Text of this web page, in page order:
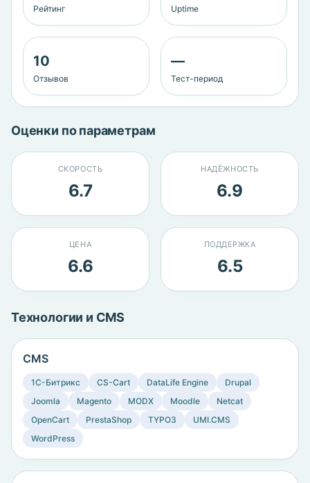
Рейтинг Uptime
10
Отзывов
—
Тест-период
Оценки по параметрам
СКОРОСТЬ
6.7
НАДЁЖНОСТЬ
6.9
ЦЕНА
6.6
ПОДДЕРЖКА
6.5
Технологии и CMS
CMS
1C-Битрикс CS-Cart DataLife Engine
Drupal
Joomla
Magento MODX Moodle
Netcat
OpenCart
PrestaShop TYPO3
UMI.CMS
WordPress